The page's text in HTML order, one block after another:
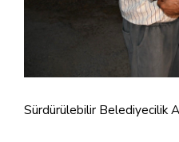
Sürdürülebilir Belediyecilik